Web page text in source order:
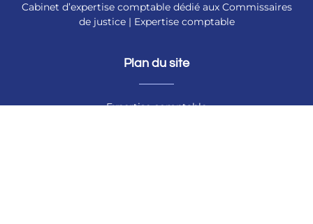
Cabinet d’expertise comptable dédié aux Commissaires
de justice | Expertise comptable
Plan du site
Expertise comptable